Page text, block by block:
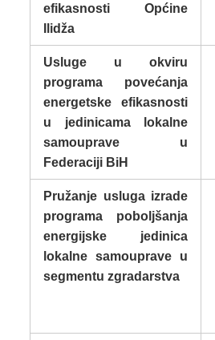
efikasnosti Općine
Ilidža
Usluge u okviru
programa povećanja
energetske efikasnosti
u jedinicama lokalne
samouprave u
Federaciji BiH
Pružanje usluga izrade
programa poboljšanja
energijske jedinica
lokalne samouprave u
segmentu zgradarstva